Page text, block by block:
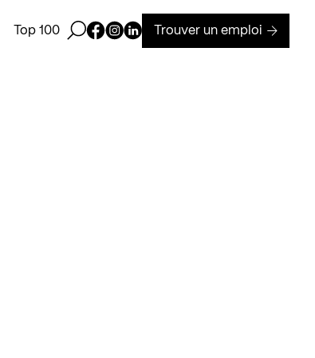
Top 100 Ouvrir la barre de recherche
Page Facebook de Kollectif
Page Instagram de Kollectif
Page Linkedin de Kollectif
Trouver un emploi